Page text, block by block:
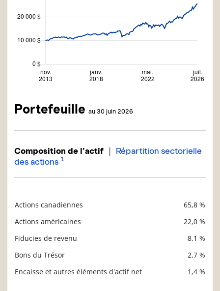
Portefeuille au 30 juin 2026
Composition de l'actif | Répartition sectorielle
des actions 1
Actions canadiennes
65,8 %
Actions américaines
22,0 %
Fiducies de revenu
8,1 %
Bons du Trésor
2,7 %
Encaisse et autres éléments d'actif net
1,4 %